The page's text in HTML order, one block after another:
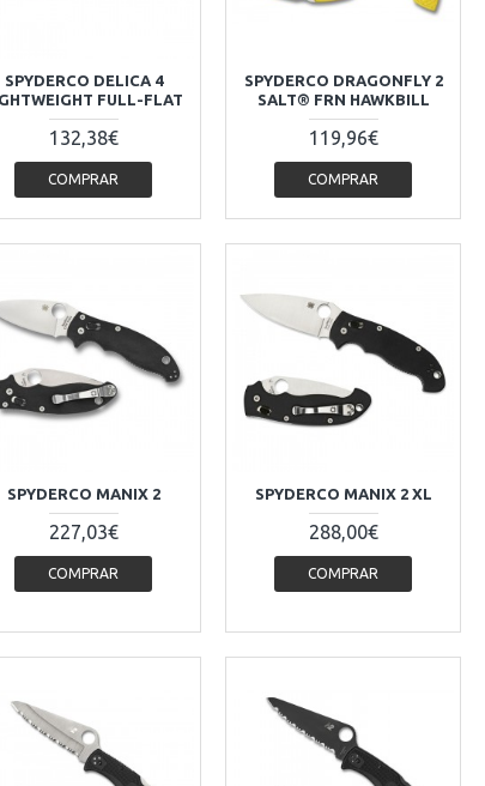
SPYDERCO DELICA 4
FULL-FLAT
132,38€
COMPRAR
SPYDERCO DRAGONFLY 2
SALT® FRN HAWKBILL
119,96€
COMPRAR
SPYDERCO MANIX 2
227,03€
COMPRAR
SPYDERCO MANIX 2 XL
288,00€
COMPRAR